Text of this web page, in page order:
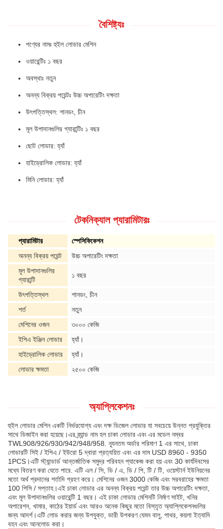
বৈশিষ্ট্যঃ
পণ্যের নামঃ হুইল লোডার মেশিন
ওয়ারেন্টিঃ ১ বছর
অবস্থাঃ নতুন
অনন্য বিক্রয় পয়েন্টঃ উচ্চ অপারেটিং দক্ষতা
উৎপত্তিস্থল: শানডং, চীন
মূল উপাদানগুলির গ্যারান্টিঃ ১ বছর
ছোট লোডার: হ্যাঁ
হাইড্রোলিক লোডার: হ্যাঁ
মিনি লোডার: হ্যাঁ
টেকনিক্যাল প্যারামিটারঃ
প্যারামিটার
স্পেসিফিকেশন
অনন্য বিক্রয় পয়েন্ট
উচ্চ অপারেটিং দক্ষতা
মূল উপাদানগুলির
গ্যারান্টি
১ বছর
উৎপত্তিস্থল
শানডং, চীন
শর্ত
নতুন
মেশিনের ওজন
৩০০০ কেজি
ইপিএ ইঞ্জিন লোডার
হ্যাঁ।
হাইড্রোলিক লোডার
হ্যাঁ।
লোডার ক্ষমতা
২৫০০ কেজি
অ্যাপ্লিকেশনঃ
হুইল লোডার মেশিন একটি নির্ভরযোগ্য এবং দক্ষ ডিজেল লোডার যা সবচেয়ে উন্নত প্রযুক্তির
সাথে ডিজাইন করা হয়েছে।এর ব্র্যান্ড নাম হল চাকা লোডার এবং এর মডেল নম্বর
TWL908/926/930/942/948/958. ন্যূনতম অর্ডার পরিমাণ 1 এর সাথে, চাকা
লোডারটি সিই / ইপিএ / ইউরো 5 দ্বারা প্রত্যয়িত এবং এর দাম USD 8960 - 9350
1PCS।এটি স্ট্যান্ডার্ড আন্তর্জাতিক সমুদ্র পরিবহন প্যাকেজ করা হয় এবং 30 কার্যদিবসের
মধ্যে বিতরণ করা যেতে পারে. এটি এল / সি, ডি / এ, ডি / পি, টি / টি, ওয়েস্টার্ন ইউনিয়নের
মতো অর্থ প্রদানের শর্তাদি গ্রহণ করে। মেশিনের ওজন 3000 কেজি এবং সরবরাহের ক্ষমতা
100 পিসি / সপ্তাহ।এই চাকা লোডার এর অনন্য বিক্রয় পয়েন্ট তার উচ্চ অপারেটিং দক্ষতা,
এবং মূল উপাদানগুলির ওয়ারেন্টি 1 বছর। এই চাকা লোডার মেশিনটি নির্মাণ সাইট, খনির
অপারেশন, খামার, কাঠের ইয়ার্ড এবং আরও অনেক কিছুর মতো বিস্তৃত অ্যাপ্লিকেশনগুলির
জন্য আদর্শ।এটি লোড করার জন্য উপযুক্ত, ভারী উপকরণ যেমন বালু, পাথর, কয়লা ইত্যাদি
বহন এবং আনলোড করা।